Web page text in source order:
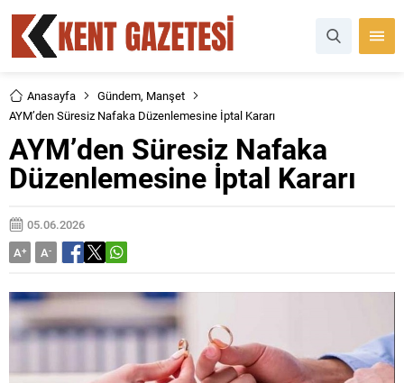
Anasayfa Gündem, Manşet
AYM’den Süresiz Nafaka Düzenlemesine İptal Kararı
AYM’den Süresiz Nafaka
Düzenlemesine İptal Kararı
05.06.2026
A+ A-